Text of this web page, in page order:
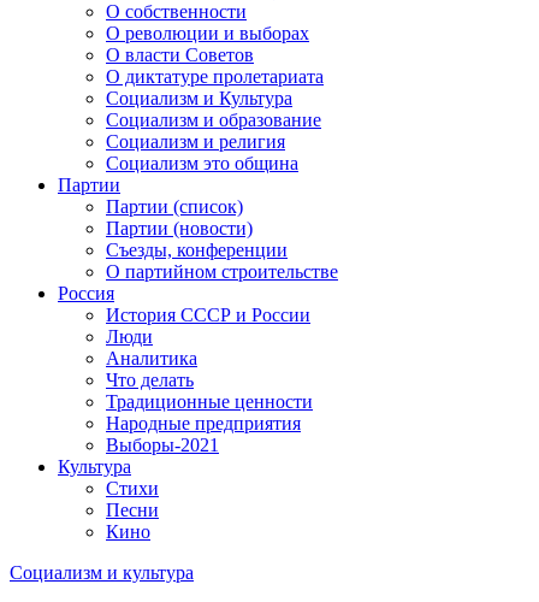
О собственности
О революции и выборах
О власти Советов
О диктатуре пролетариата
Социализм и Культура
Социализм и образование
Социализм и религия
Социализм это община
Партии
Партии (список)
Партии (новости)
Съезды, конференции
О партийном строительстве
Россия
История СССР и России
Люди
Аналитика
Что делать
Традиционные ценности
Народные предприятия
Выборы-2021
Культура
Стихи
Песни
Кино
Социализм и культура